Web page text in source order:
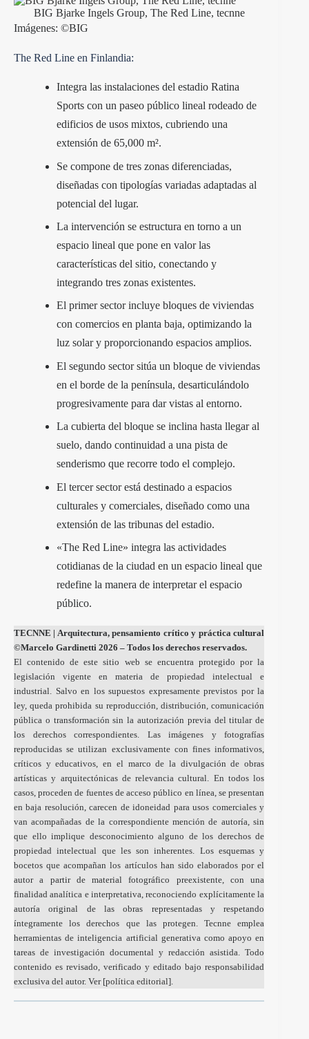
BIG Bjarke Ingels Group, The Red Line, tecnne
Imágenes: ©BIG
The Red Line en Finlandia:
Integra las instalaciones del estadio Ratina
Sports con un paseo público lineal rodeado de
edificios de usos mixtos, cubriendo una
extensión de 65,000 m².
Se compone de tres zonas diferenciadas,
diseñadas con tipologías variadas adaptadas al
potencial del lugar.
La intervención se estructura en torno a un
espacio lineal que pone en valor las
características del sitio, conectando y
integrando tres zonas existentes.
El primer sector incluye bloques de viviendas
con comercios en planta baja, optimizando la
luz solar y proporcionando espacios amplios.
El segundo sector sitúa un bloque de viviendas
en el borde de la península, desarticulándolo
progresivamente para dar vistas al entorno.
La cubierta del bloque se inclina hasta llegar al
suelo, dando continuidad a una pista de
senderismo que recorre todo el complejo.
El tercer sector está destinado a espacios
culturales y comerciales, diseñado como una
extensión de las tribunas del estadio.
«The Red Line» integra las actividades
cotidianas de la ciudad en un espacio lineal que
redefine la manera de interpretar el espacio
público.
TECNNE | Arquitectura, pensamiento crítico y práctica cultural
©Marcelo Gardinetti 2026 – Todos los derechos reservados.
El contenido de este sitio web se encuentra protegido por la
legislación vigente en materia de propiedad intelectual e
industrial. Salvo en los supuestos expresamente previstos por la
ley, queda prohibida su reproducción, distribución, comunicación
pública o transformación sin la autorización previa del titular de
los derechos correspondientes. Las imágenes y fotografías
reproducidas se utilizan exclusivamente con fines informativos,
críticos y educativos, en el marco de la divulgación de obras
artísticas y arquitectónicas de relevancia cultural. En todos los
casos, proceden de fuentes de acceso público en línea, se presentan
en baja resolución, carecen de idoneidad para usos comerciales y
van acompañadas de la correspondiente mención de autoría, sin
que ello implique desconocimiento alguno de los derechos de
propiedad intelectual que les son inherentes. Los esquemas y
bocetos que acompañan los artículos han sido elaborados por el
autor a partir de material fotográfico preexistente, con una
finalidad analítica e interpretativa, reconociendo explícitamente la
autoría original de las obras representadas y respetando
íntegramente los derechos que las protegen. Tecnne emplea
herramientas de inteligencia artificial generativa como apoyo en
tareas de investigación documental y redacción asistida. Todo
contenido es revisado, verificado y editado bajo responsabilidad
exclusiva del autor. Ver [política editorial].